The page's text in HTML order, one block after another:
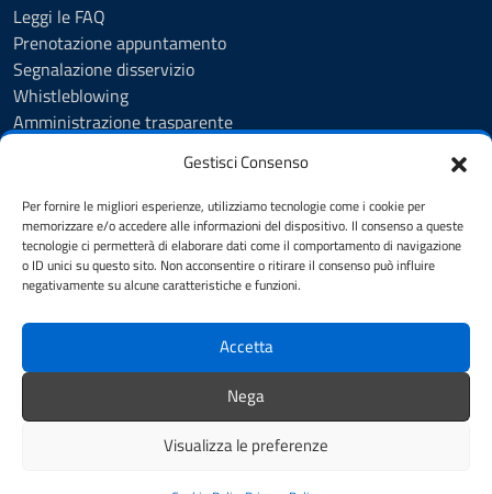
Gestisci Consenso
Per fornire le migliori esperienze, utilizziamo tecnologie come i cookie per
memorizzare e/o accedere alle informazioni del dispositivo. Il consenso a queste
tecnologie ci permetterà di elaborare dati come il comportamento di navigazione
o ID unici su questo sito. Non acconsentire o ritirare il consenso può influire
negativamente su alcune caratteristiche e funzioni.
Accetta
Nega
Visualizza le preferenze
Leggi le FAQ
Prenotazione appuntamento
Segnalazione disservizio
Whistleblowing
Amministrazione trasparente
Albo Pretorio
Cookie Policy
Informativa privacy
Dichiarazione di accessibilità
SEGUICI SU
Facebook Instagram YouTube